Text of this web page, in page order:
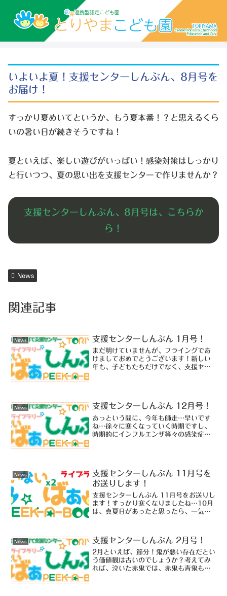
いよいよ夏！支援センターしんぶん、8月号を
お届け！
すっかり夏めいてというか、もう夏本番！？と思えるくら
いの暑い日が続きそうですね！
夏といえば、楽しい遊びがいっぱい！感染対策はしっかり
と行いつつ、夏の思い出を支援センターで作りませんか？
支援センターしんぶん、8月号は、こちらか
ら！
News
関連記事
News 支援センターしんぶん 1月号！
まだ明けていませんが、フライングであ
けましておめでとうございます！新しい
年も、子どもたちだけでなく、支援セン
News 支援センターしんぶん 12月号！
あっという間に、今年も師走…早いです
ね…徐々に寒くなっていく時期ですし、
時期的にインフルエンザ等々の感染症も
News
支援センターしんぶん 11月号を
お送りします！
支援センターしんぶん 11月号をお送りし
ます！すっかり寒くなりましたね…10月
は、真夏日があったと思ったら、一気に
すので、コロナ対策だけでなく体調管理
にも十分気を付けた...
News 支援センターしんぶん 2月号！
2月といえば、節分！鬼が悪い存在だとい
う価値観は古いのでしょうか？考えてみ
れば、泣いた赤鬼では、赤鬼も青鬼も優